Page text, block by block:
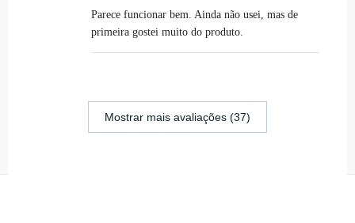
Parece funcionar bem. Ainda não usei, mas de
primeira gostei muito do produto.
Mostrar mais avaliações (37)